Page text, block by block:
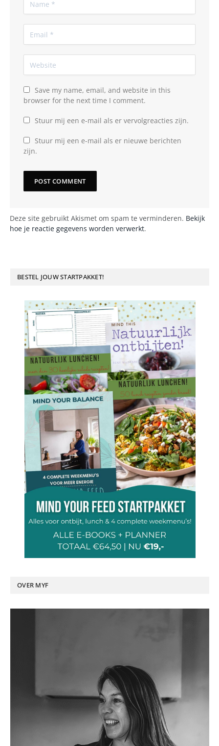
Save my name, email, and website in this
browser for the next time I comment.
Stuur mij een e-mail als er vervolgreacties zijn.
Stuur mij een e-mail als er nieuwe berichten
zijn.
Deze site gebruikt Akismet om spam te verminderen. Bekijk
hoe je reactie gegevens worden verwerkt.
BESTEL JOUW STARTPAKKET!
OVER MYF